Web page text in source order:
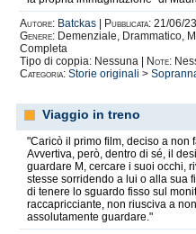
Autore: Batckas Pubblicata: 21/06/
Genere: Demenziale, Drammatico,
Completa
Tipo di coppia: Nessuna |
Note:
Categoria: Storie originali >
Viaggio in treno
"Caricò il primo film, deciso a non
Avvertiva, però, dentro di sé, il
guardare M, cercare i suoi occhi,
stesse sorridendo a lui o alla sua
di tenere lo sguardo fisso sul
raccapricciante, non riusciva a
assolutamente guardare."